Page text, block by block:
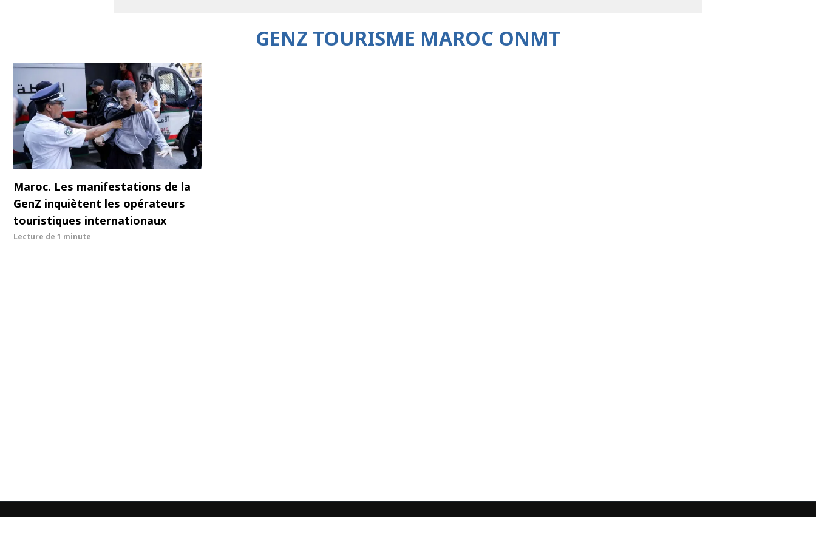
GENZ TOURISME MAROC ONMT
Maroc. Les manifestations de la
GenZ inquiètent les opérateurs
touristiques internationaux
Lecture de 1 minute